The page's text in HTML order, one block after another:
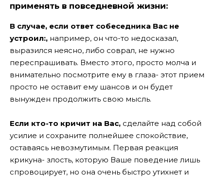
применять в повседневной жизни:
В случае, если ответ собеседника Вас не
устроил:, например, он что-то недосказал,
выразился неясно, либо соврал, не нужно
переспрашивать. Вместо этого, просто молча и
внимательно посмотрите ему в глаза- этот прием
просто не оставит ему шансов и он будет
вынужден продолжить свою мысль.
Если кто-то кричит на Вас, сделайте над собой
усилие и сохраните полнейшее спокойствие,
оставаясь невозмутимым. Первая реакция
крикуна- злость, которую Ваше поведение лишь
спровоцирует, но она очень быстро утихнет и